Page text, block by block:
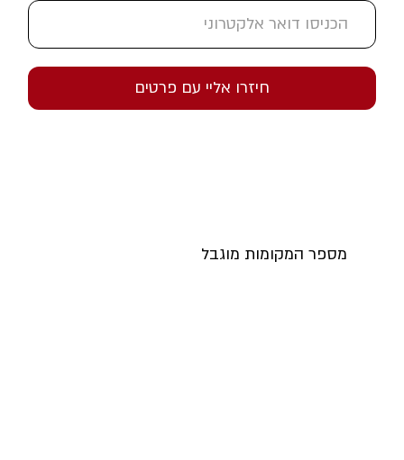
חיזרו אליי עם פרטים
מספר המקומות מוגבל